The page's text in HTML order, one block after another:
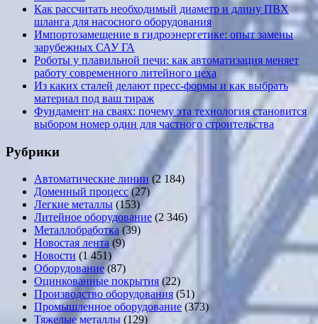
Как рассчитать необходимый диаметр и длину ПВХ
шланга для насосного оборудования
Импортозамещение в гидроэнергетике: опыт замены
зарубежных САУ ГА
Роботы у плавильной печи: как автоматизация меняет
работу современного литейного цеха
Из каких сталей делают пресс-формы и как выбрать
материал под ваш тираж
Фундамент на сваях: почему эта технология становится
выбором номер один для частного строительства
Рубрики
Автоматические линии (2 184)
Доменный процесс(27)
Легкие металлы (153)
Литейное оборудование (2 346)
Металлобработка (39)
Новостая лента (9)
Новости (1 451)
Оборудование(87)
Оцинкованные покрытия (22)
Производство оборудования (51)
Промышленное оборудование (373)
Тяжелые металлы (129)